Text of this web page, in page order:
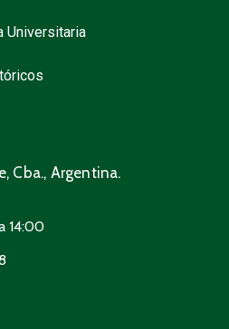
Universitaria
Cba., Argentina.
14:00